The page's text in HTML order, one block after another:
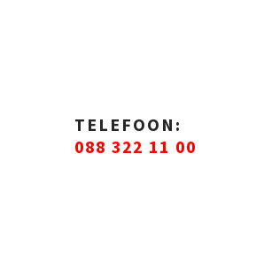
TELEFOON:
088 322 11 00